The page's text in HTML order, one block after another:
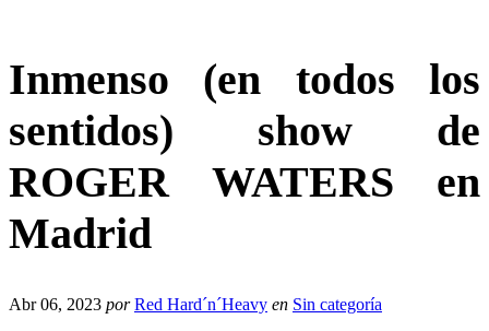
Inmenso (en todos los
sentidos) show de
ROGER WATERS en
Madrid
Abr 06, 2023 por Red Hard´n´Heavy en Sin categoría